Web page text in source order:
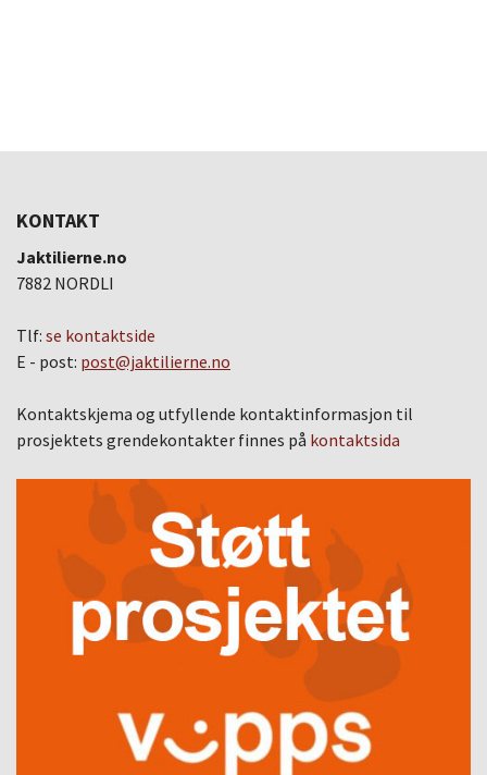
KONTAKT
Jaktilierne.no
7882 NORDLI
Tlf: se kontaktside
E - post: post@jaktilierne.no
Kontaktskjema og utfyllende kontaktinformasjon til
prosjektets grendekontakter finnes på kontaktsida